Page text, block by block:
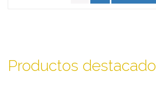
Productos